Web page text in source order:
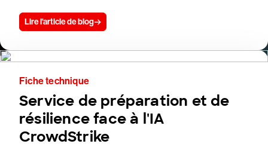
Lire l'article de blog
Fiche technique
Service de préparation et de
résilience face à l'IA
CrowdStrike